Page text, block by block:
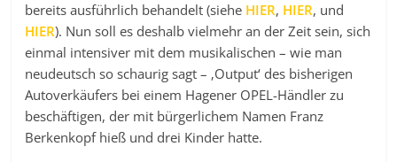
bereits ausführlich behandelt (siehe HIER, HIER, und
HIER). Nun soll es deshalb vielmehr an der Zeit sein, sich
einmal intensiver mit dem musikalischen – wie man
neudeutsch so schaurig sagt – ‚Output‘ des bisherigen
Autoverkäufers bei einem Hagener OPEL-Händler zu
beschäftigen, der mit bürgerlichem Namen Franz
Berkenkopf hieß und drei Kinder hatte.